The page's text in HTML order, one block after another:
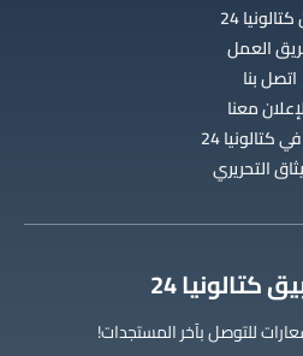
24
العمل
اتصل بنا
معنا
كتالونيا 24
التحريري
كتالونيا 24
للتوصل بآخر المستجدات!